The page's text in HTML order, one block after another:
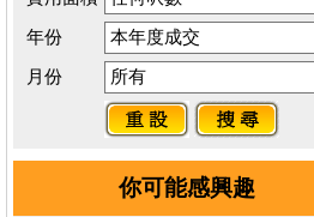
年份
月份
你可能感興趣